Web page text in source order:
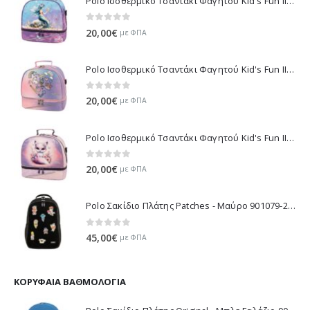
20,00€ με ΦΠΑ
Polo Ισοθερμικό Τσαντάκι Φαγητού Kid's Fun II - Μωβ 971003-8420 2026
0 out of 5
20,00€ με ΦΠΑ
Polo Ισοθερμικό Τσαντάκι Φαγητού Kid's Fun II - Λιλά 971003-8425 2026
0 out of 5
20,00€ με ΦΠΑ
Polo Σακίδιο Πλάτης Patches - Μαύρο 901079-2000 2026
0out of 5
45,00€ με ΦΠΑ
ΚΟΡΥΦΑΊΑ ΒΑΘΜΟΛΟΓΊΑ